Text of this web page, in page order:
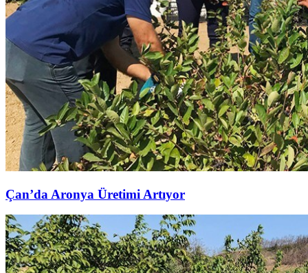
Çan’da Aronya Üretimi Artıyor